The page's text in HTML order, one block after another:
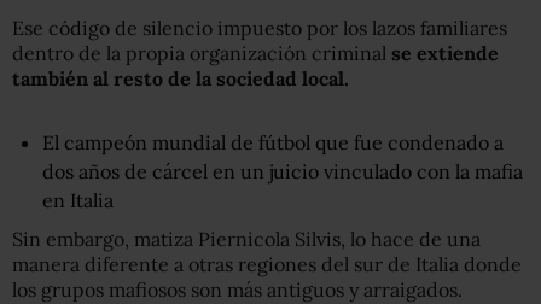
Ese código de silencio impuesto por los lazos familiares
dentro de la propia organización criminal se extiende
también al resto de la sociedad local.
El campeón mundial de fútbol que fue condenado a
dos años de cárcel en un juicio vinculado con la mafia
en Italia
Sin embargo, matiza Piernicola Silvis, lo hace de una
manera diferente a otras regiones del sur de Italia donde
los grupos mafiosos son más antiguos y arraigados.